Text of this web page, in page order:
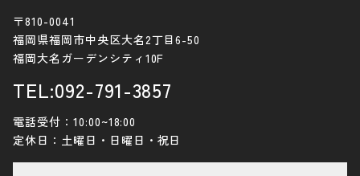
〒810-0041
福岡県福岡市中央区大名2丁目6-50
福岡大名ガーデンシティ10F
TEL:092-791-3857
電話受付：10:00~18:00
定休日：土曜日・日曜日・祝日